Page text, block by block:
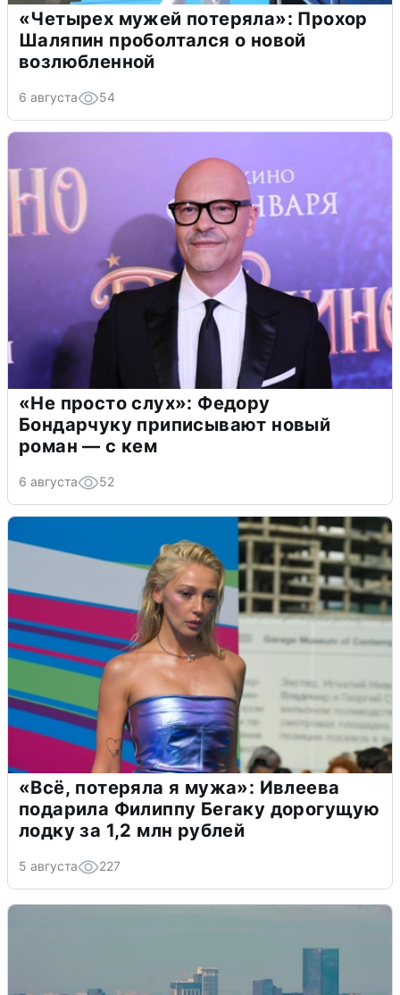
«Четырех мужей потеряла»: Прохор
Шаляпин проболтался о новой
возлюбленной
6 августа 54
«Не просто слух»: Федору
Бондарчуку приписывают новый
роман — с кем
6 августа 52
«Всё, потеряла я мужа»: Ивлеева
подарила Филиппу Бегаку дорогущую
лодку за 1,2 млн рублей
5 августа 227